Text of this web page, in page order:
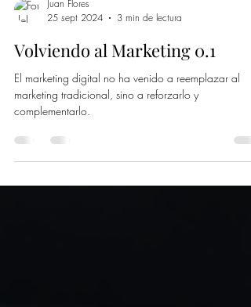
25 sept 2024
3 min de lectura
Volviendo al Marketing 0.1
El marketing digital no ha venido a reemplazar al
complementarlo.